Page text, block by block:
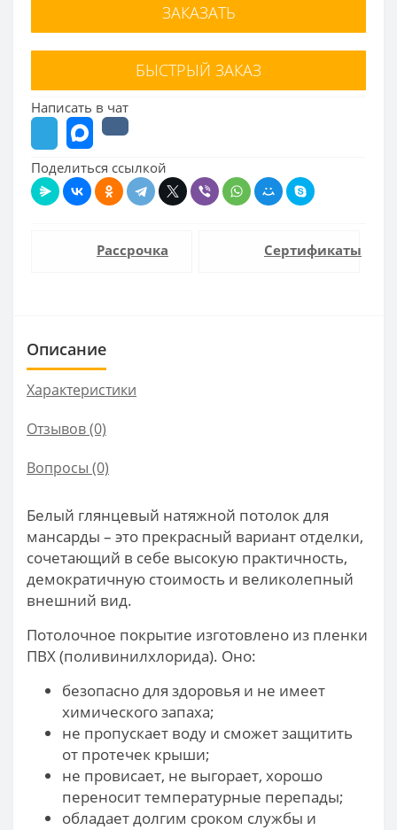
ЗАКАЗАТЬ
БЫСТРЫЙ ЗАКАЗ
Написать в чат
Поделиться ссылкой
Рассрочка Сертификаты
Описание
Характеристики
Отзывов (0)
Вопросы (0)
Белый глянцевый натяжной потолок для
мансарды – это прекрасный вариант отделки,
сочетающий в себе высокую практичность,
демократичную стоимость и великолепный
внешний вид.
Потолочное покрытие изготовлено из пленки
ПВХ (поливинилхлорида). Оно:
безопасно для здоровья и не имеет
химического запаха;
не пропускает воду и сможет защитить
от протечек крыши;
не провисает, не выгорает, хорошо
переносит температурные перепады;
обладает долгим сроком службы и